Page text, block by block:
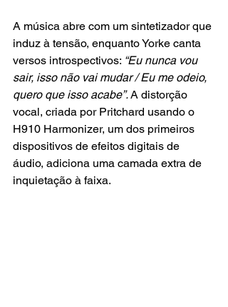
A música abre com um sintetizador que
induz à tensão, enquanto Yorke canta
versos introspectivos: “Eu nunca vou
sair, isso não vai mudar / Eu me odeio,
quero que isso acabe”. A distorção
vocal, criada por Pritchard usando o
H910 Harmonizer, um dos primeiros
dispositivos de efeitos digitais de
áudio, adiciona uma camada extra de
inquietação à faixa.